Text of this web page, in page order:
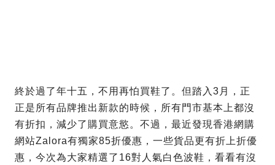
終於過了年十五，不用再怕買鞋了。但踏入3月，正
正是所有品牌推出新款的時候，所有門市基本上都沒
有折扣，減少了購買意慾。不過，最近發現香港網購
網站Zalora有獨家85折優惠，一些貨品更有折上折優
惠，今次為大家精選了16對人氣白色波鞋，看看有沒